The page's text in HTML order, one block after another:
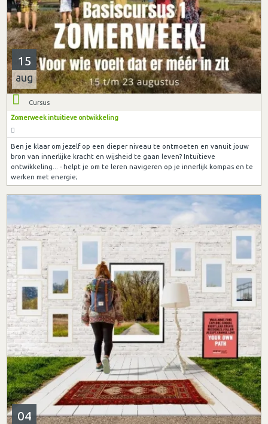
15
aug
Cursus
Zomerweek intuitieve ontwikkeling
Ben je klaar om jezelf op een dieper niveau te ontmoeten en vanuit jouw
bron van innerlijke kracht en wijsheid te gaan leven? Intuïtieve
ontwikkeling... - helpt je om te leren navigeren op je innerlijk kompas en te
werken met energie;
04